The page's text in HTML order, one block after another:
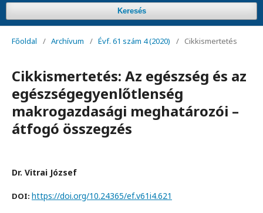
Keresés
Főoldal / Archívum / Évf. 61 szám 4 (2020) / Cikkismertetés
Cikkismertetés: Az egészség és az
egészségegyenlőtlenség
makrogazdasági meghatározói –
átfogó összegzés
Dr. Vitrai József
DOI: https://doi.org/10.24365/ef.v61i4.621